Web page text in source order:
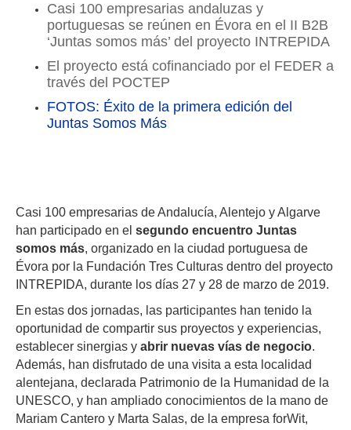
Casi 100 empresarias andaluzas y
portuguesas se reúnen en Évora en el II B2B
‘Juntas somos más’ del proyecto INTREPIDA
El proyecto está cofinanciado por el FEDER a
través del POCTEP
FOTOS: Éxito de la primera edición del
Juntas Somos Más
Casi 100 empresarias de Andalucía, Alentejo y Algarve
han participado en el segundo encuentro Juntas
somos más, organizado en la ciudad portuguesa de
Évora por la Fundación Tres Culturas dentro del proyecto
INTREPIDA, durante los días 27 y 28 de marzo de 2019.
En estas dos jornadas, las participantes han tenido la
oportunidad de compartir sus proyectos y experiencias,
establecer sinergias y abrir nuevas vías de negocio.
Además, han disfrutado de una visita a esta localidad
alentejana, declarada Patrimonio de la Humanidad de la
UNESCO, y han ampliado conocimientos de la mano de
Mariam Cantero y Marta Salas, de la empresa forWit,